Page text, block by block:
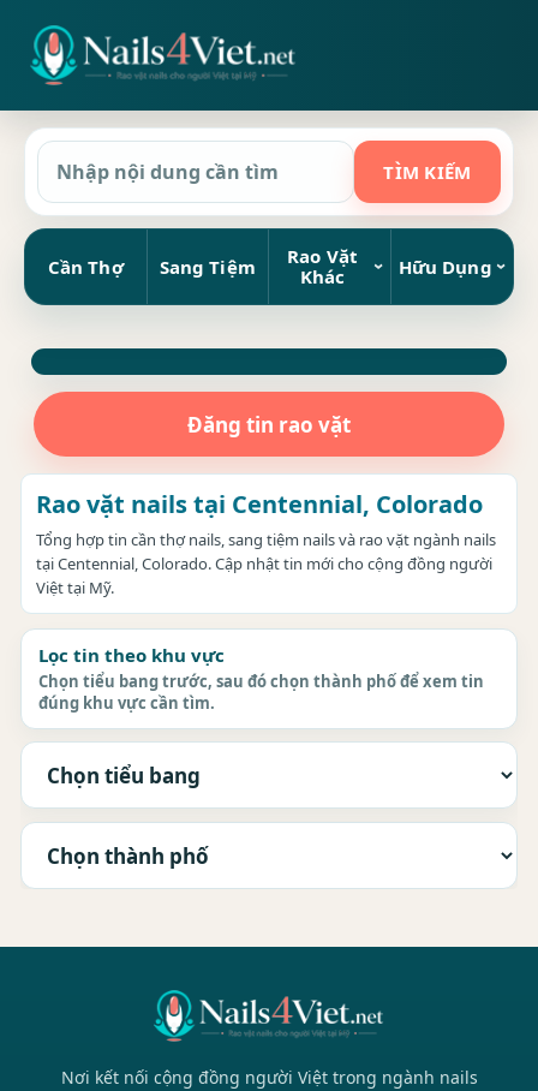
Cần Thợ Sang Tiệm
Rao Vặt
Khác
Hữu Dụng
Đăng tin rao vặt
Rao vặt nails tại Centennial, Colorado
Tổng hợp tin cần thợ nails, sang tiệm nails và rao vặt ngành nails
tại Centennial, Colorado. Cập nhật tin mới cho cộng đồng người
Việt tại Mỹ.
Lọc tin theo khu vực
Chọn tiểu bang trước, sau đó chọn thành phố để xem tin
đúng khu vực cần tìm.
Nơi kết nối cộng đồng người Việt trong ngành nails